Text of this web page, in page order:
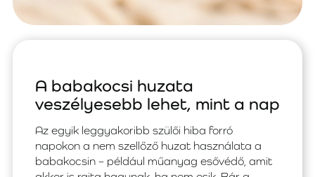
A babakocsi huzata
veszélyesebb lehet, mint a nap
Az egyik leggyakoribb szülői hiba forró
napokon a nem szellőző huzat használata a
babakocsin – például műanyag esővédő, amit